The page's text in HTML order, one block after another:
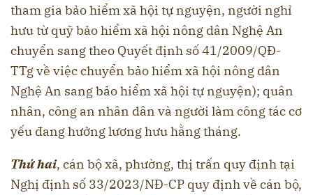
tham gia bảo hiểm xã hội tự nguyện, người nghỉ
hưu từ quỹ bảo hiểm xã hội nông dân Nghệ An
chuyển sang theo Quyết định số 41/2009/QĐ-
TTg về việc chuyển bảo hiểm xã hội nông dân
Nghệ An sang bảo hiểm xã hội tự nguyện); quân
nhân, công an nhân dân và người làm công tác cơ
yếu đang hưởng lương hưu hằng tháng.
Thứ hai, cán bộ xã, phường, thị trấn quy định tại
Nghị định số 33/2023/NĐ-CP quy định về cán bộ,